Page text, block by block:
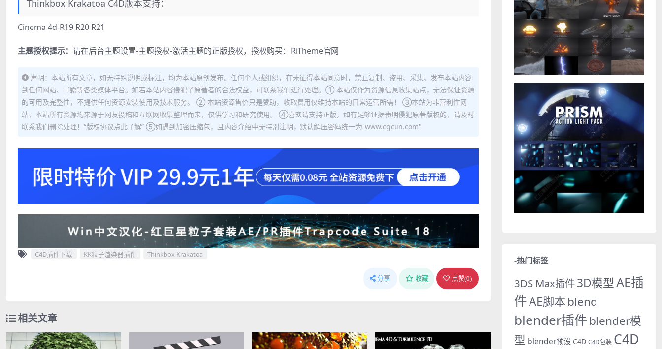
Thinkbox Krakatoa C4D版本支持：
Cinema 4d-R19 R20 R21
主题授权提示： 请在后台主题设置-主题授权-激活主题的正版授权，授权购买： RiTheme官网
声明：本站所有文章，如无特殊说明或标注，均为本站原创发布。任何个人或组织，在未征得本站同意时，禁止复制、盗用、采集、发布本站内容
到任何网站、书籍等各类媒体平台。如若本站内容侵犯了原著者的合法权益，可联系我们进行处理。① 本站仅作为资源信息收集站点，无法保证资源
的可用及完整性，不提供任何资源安装使用及技术服务。 ② 本站资源售价只是赞助，收取费用仅维持本站的日常运营所需！ ③本站为非营利性网
站，本站所有资源均来源于网友投稿和互联网收集整理而来，仅供学习和研究使用。 ④喜欢请支持正版，如有足够证据表明侵犯原著版权的，请及时
联系我们删除处理！“版权协议点此了解” ⑤如遇到加密压缩包，且内容介绍中无特别注明，默认解压密码统一为"www.cgcun.com"
C4D插件下载 KK粒子渲染器插件 Thinkbox Krakatoa
分享 收藏 点赞(0)
相关文章
-热门标签
3DS Max插件3D模型AE插
件AE脚本 blend
blender插件 blender模
型 blender预设 C4D C4D包装 C4D